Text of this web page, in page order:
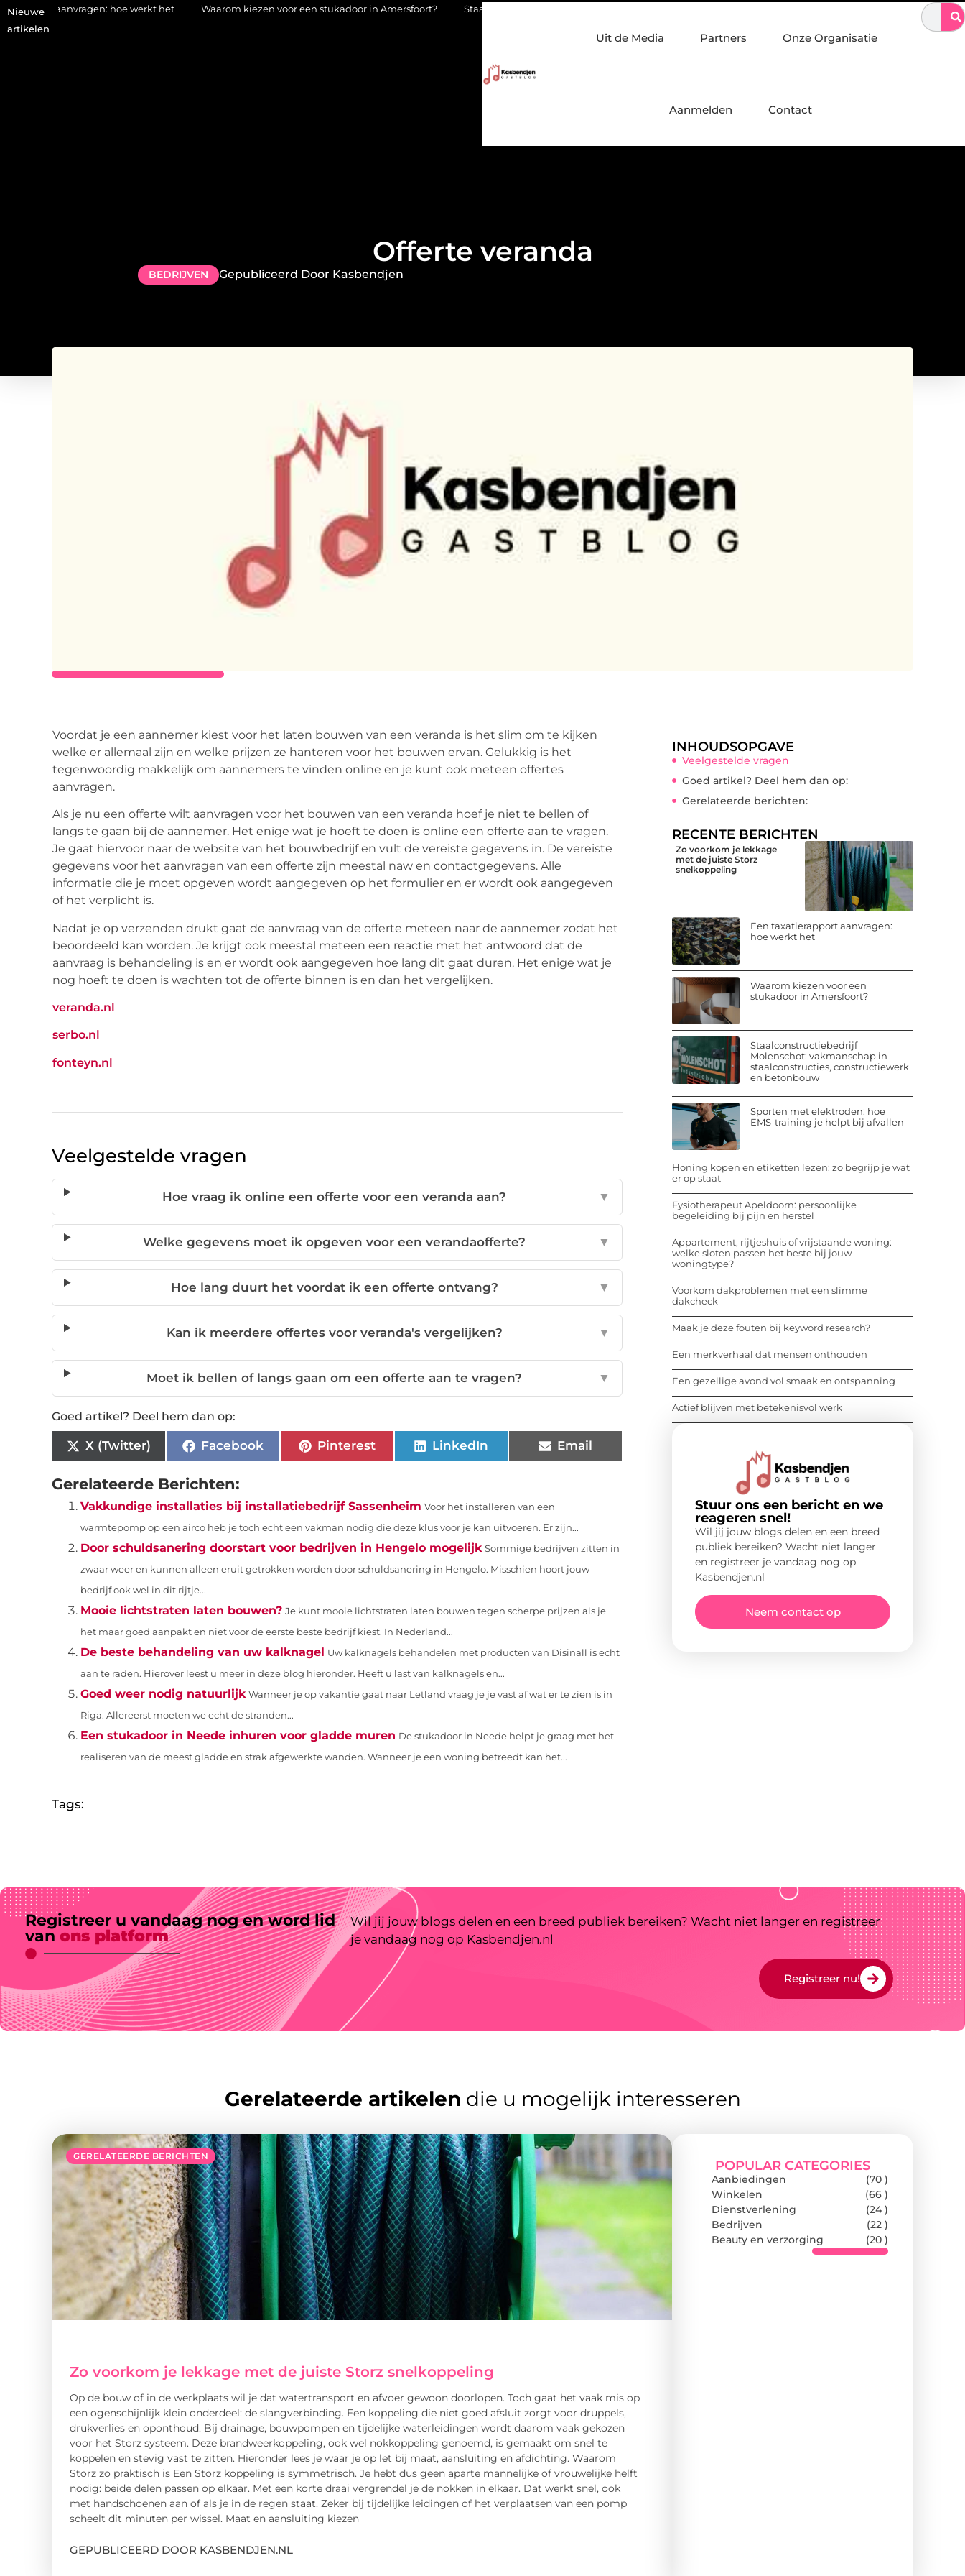
Nieuwe
artikelen
hoe werkt het Waarom kiezen voor een stukadoor in Amersfoort? Staalconstructiebedrijf Molenschot: vakmanschap in staalconstructies, constructiewerk en betonbouw Sporten met
Uit de Media Partners Onze Organisatie
Aanmelden Contact
Offerte veranda
BEDRIJVEN Gepubliceerd Door Kasbendjen
Voordat je een aannemer kiest voor het laten bouwen van een veranda is het slim om te kijken
welke er allemaal zijn en welke prijzen ze hanteren voor het bouwen ervan. Gelukkig is het
tegenwoordig makkelijk om aannemers te vinden online en je kunt ook meteen offertes
aanvragen.
Als je nu een offerte wilt aanvragen voor het bouwen van een veranda hoef je niet te bellen of
langs te gaan bij de aannemer. Het enige wat je hoeft te doen is online een offerte aan te vragen.
Je gaat hiervoor naar de website van het bouwbedrijf en vult de vereiste gegevens in. De vereiste
gegevens voor het aanvragen van een offerte zijn meestal naw en contactgegevens. Alle
informatie die je moet opgeven wordt aangegeven op het formulier en er wordt ook aangegeven
of het verplicht is.
Nadat je op verzenden drukt gaat de aanvraag van de offerte meteen naar de aannemer zodat het
beoordeeld kan worden. Je krijgt ook meestal meteen een reactie met het antwoord dat de
aanvraag is behandeling is en er wordt ook aangegeven hoe lang dit gaat duren. Het enige wat je
nog hoeft te doen is wachten tot de offerte binnen is en dan het vergelijken.
veranda.nl
serbo.nl
fonteyn.nl
Veelgestelde vragen
Hoe vraag ik online een offerte voor een veranda aan? ▼
Welke gegevens moet ik opgeven voor een verandaofferte? ▼
Hoe lang duurt het voordat ik een offerte ontvang? ▼
Kan ik meerdere offertes voor veranda's vergelijken? ▼
Moet ik bellen of langs gaan om een offerte aan te vragen? ▼
Goed artikel? Deel hem dan op:
X (Twitter) Facebook Pinterest LinkedIn Email
Gerelateerde Berichten:
Vakkundige installaties bij installatiebedrijf Sassenheim Voor het installeren van een
warmtepomp op een airco heb je toch echt een vakman nodig die deze klus voor je kan uitvoeren. Er zijn...
Door schuldsanering doorstart voor bedrijven in Hengelo mogelijk Sommige bedrijven zitten in
zwaar weer en kunnen alleen eruit getrokken worden door schuldsanering in Hengelo. Misschien hoort jouw
bedrijf ook wel in dit rijtje...
Mooie lichtstraten laten bouwen? Je kunt mooie lichtstraten laten bouwen tegen scherpe prijzen als je
het maar goed aanpakt en niet voor de eerste beste bedrijf kiest. In Nederland...
De beste behandeling van uw kalknagel Uw kalknagels behandelen met producten van Disinall is echt
aan te raden. Hierover leest u meer in deze blog hieronder. Heeft u last van kalknagels en...
Goed weer nodig natuurlijk Wanneer je op vakantie gaat naar Letland vraag je je vast af wat er te zien is in
Riga. Allereerst moeten we echt de stranden...
Een stukadoor in Neede inhuren voor gladde muren De stukadoor in Neede helpt je graag met het
realiseren van de meest gladde en strak afgewerkte wanden. Wanneer je een woning betreedt kan het...
Tags:
INHOUDSOPGAVE
Veelgestelde vragen
Goed artikel? Deel hem dan op:
Gerelateerde berichten:
RECENTE BERICHTEN
Zo voorkom je lekkage
met de juiste Storz
snelkoppeling
Een taxatierapport aanvragen:
hoe werkt het
Waarom kiezen voor een
stukadoor in Amersfoort?
Staalconstructiebedrijf
Molenschot: vakmanschap in
staalconstructies, constructiewerk
en betonbouw
Sporten met elektroden: hoe
EMS-training je helpt bij afvallen
Honing kopen en etiketten lezen: zo begrijp je wat
er op staat
Fysiotherapeut Apeldoorn: persoonlijke
begeleiding bij pijn en herstel
Appartement, rijtjeshuis of vrijstaande woning:
welke sloten passen het beste bij jouw
woningtype?
Voorkom dakproblemen met een slimme
dakcheck
Maak je deze fouten bij keyword research?
Een merkverhaal dat mensen onthouden
Een gezellige avond vol smaak en ontspanning
Actief blijven met betekenisvol werk
Stuur ons een bericht en we
reageren snel!
Wil jij jouw blogs delen en een breed
publiek bereiken? Wacht niet langer
en registreer je vandaag nog op
Kasbendjen.nl
Neem contact op
Registreer u vandaag nog en word lid
van ons platform
Wil jij jouw blogs delen en een breed publiek bereiken? Wacht niet langer en registreer
je vandaag nog op Kasbendjen.nl
Registreer nu!
Gerelateerde artikelen die u mogelijk interesseren
GERELATEERDE BERICHTEN
Zo voorkom je lekkage met de juiste Storz snelkoppeling
Op de bouw of in de werkplaats wil je dat watertransport en afvoer gewoon doorlopen. Toch gaat het vaak mis op
een ogenschijnlijk klein onderdeel: de slangverbinding. Een koppeling die niet goed afsluit zorgt voor druppels,
drukverlies en oponthoud. Bij drainage, bouwpompen en tijdelijke waterleidingen wordt daarom vaak gekozen
voor het Storz systeem. Deze brandweerkoppeling, ook wel nokkoppeling genoemd, is gemaakt om snel te
koppelen en stevig vast te zitten. Hieronder lees je waar je op let bij maat, aansluiting en afdichting. Waarom
Storz zo praktisch is Een Storz koppeling is symmetrisch. Je hebt dus geen aparte mannelijke of vrouwelijke helft
nodig: beide delen passen op elkaar. Met een korte draai vergrendel je de nokken in elkaar. Dat werkt snel, ook
met handschoenen aan of als je in de regen staat. Zeker bij tijdelijke leidingen of het verplaatsen van een pomp
scheelt dit minuten per wissel. Maat en aansluiting kiezen
GEPUBLICEERD DOOR KASBENDJEN.NL
POPULAR CATEGORIES
Aanbiedingen
(70 )
Winkelen
(66 )
Dienstverlening
(24 )
Bedrijven
(22 )
Beauty en verzorging
(20 )